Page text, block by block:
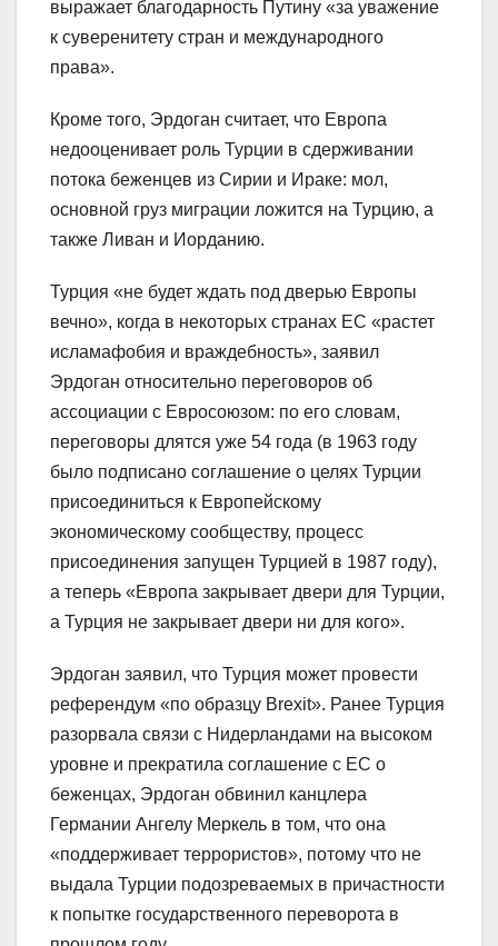
выражает благодарность Путину «за уважение
к суверенитету стран и международного
права».
Кроме того, Эрдоган считает, что Европа
недооценивает роль Турции в сдерживании
потока беженцев из Сирии и Ираке: мол,
основной груз миграции ложится на Турцию, а
также Ливан и Иорданию.
Турция «не будет ждать под дверью Европы
вечно», когда в некоторых странах ЕС «растет
исламафобия и враждебность», заявил
Эрдоган относительно переговоров об
ассоциации с Евросоюзом: по его словам,
переговоры длятся уже 54 года (в 1963 году
было подписано соглашение о целях Турции
присоединиться к Европейскому
экономическому сообществу, процесс
присоединения запущен Турцией в 1987 году),
а теперь «Европа закрывает двери для Турции,
а Турция не закрывает двери ни для кого».
Эрдоган заявил, что Турция может провести
референдум «по образцу Brexit». Ранее Турция
разорвала связи с Нидерландами на высоком
уровне и прекратила соглашение с ЕС о
беженцах, Эрдоган обвинил канцлера
Германии Ангелу Меркель в том, что она
«поддерживает террористов», потому что не
выдала Турции подозреваемых в причастности
к попытке государственного переворота в